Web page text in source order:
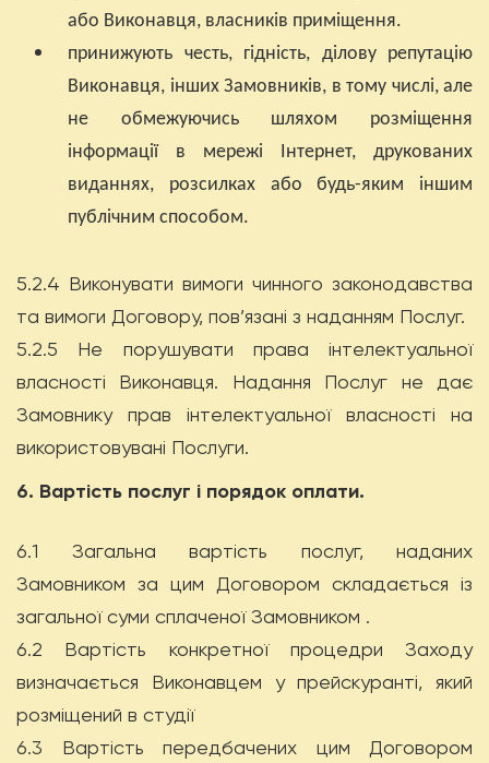
або Виконавця, власників приміщення.
принижують честь, гідність, ділову репутацію
Виконавця, інших Замовників, в тому числі, але
не обмежуючись шляхом розміщення
інформації в мережі Інтернет, друкованих
виданнях, розсилках або будь-яким іншим
публічним способом.
5.2.4 Виконувати вимоги чинного законодавства
та вимоги Договору, пов’язані з наданням Послуг.
5.2.5 Не порушувати права інтелектуальної
власності Виконавця. Надання Послуг не дає
Замовнику прав інтелектуальної власності на
використовувані Послуги.
6. Вартість послуг і порядок оплати.
6.1 Загальна вартість послуг, наданих
Замовником за цим Договором складається із
загальної суми сплаченої Замовником .
6.2 Вартість конкретної процедри Заходу
визначається Виконавцем у прейскуранті, який
розміщений в студії
6.3 Вартість передбачених цим Договором